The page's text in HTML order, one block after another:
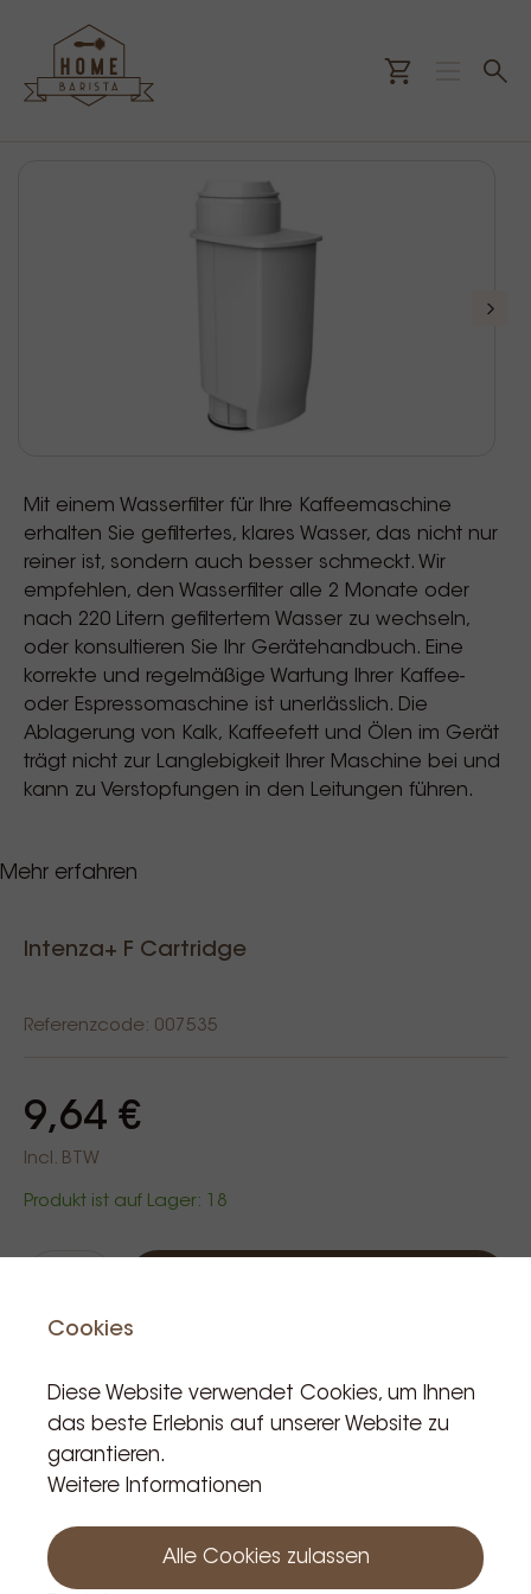
Mit einem Wasserfilter für Ihre Kaffeemaschine
erhalten Sie gefiltertes, klares Wasser, das nicht nur
reiner ist, sondern auch besser schmeckt. Wir
empfehlen, den Wasserfilter alle 2 Monate oder
nach 220 Litern gefiltertem Wasser zu wechseln,
oder konsultieren Sie Ihr Gerätehandbuch. Eine
korrekte und regelmäßige Wartung Ihrer Kaffee-
oder Espressomaschine ist unerlässlich. Die
Ablagerung von Kalk, Kaffeefett und Ölen im Gerät
trägt nicht zur Langlebigkeit Ihrer Maschine bei und
kann zu Verstopfungen in den Leitungen führen.
kompatibel Dr. Kaffee
Mehr erfahren
Intenza+ F Cartridge
Referenzcode: 007535
9,64 €
Incl. BTW
Produkt ist auf Lager: 18
Verwandte Produkte
Cookies
Diese Website verwendet Cookies, um Ihnen
das beste Erlebnis auf unserer Website zu
garantieren.
Weitere Informationen
Alle Cookies zulassen